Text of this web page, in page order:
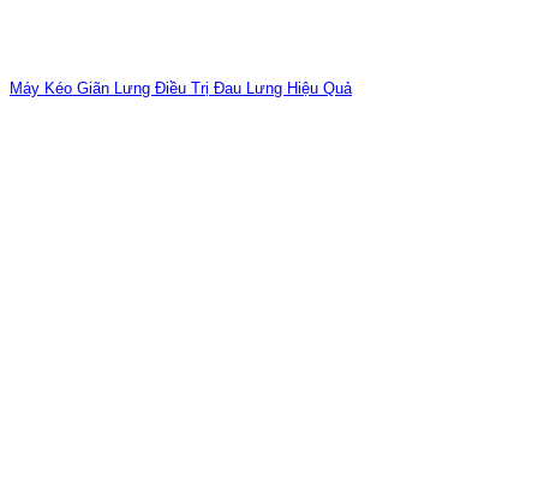
Máy Kéo Giãn Lưng Điều Trị Đau Lưng Hiệu Quả